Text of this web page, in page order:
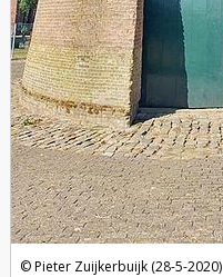
Pieter Zuijkerbuijk (28-5-2020)